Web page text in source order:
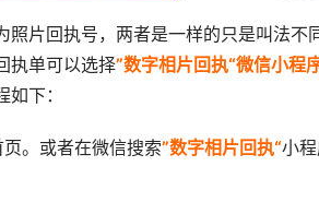
片回执号，两者是一样的只是叫法不
执单可以选择”数字相片回执“微信小程
下：
。或者在微信搜索”数字相片回执“小